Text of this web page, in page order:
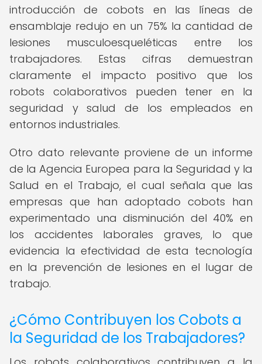
introducción de cobots en las líneas de
ensamblaje redujo en un 75% la cantidad de
lesiones musculoesqueléticas entre los
trabajadores. Estas cifras demuestran
claramente el impacto positivo que los
robots colaborativos pueden tener en la
seguridad y salud de los empleados en
entornos industriales.
Otro dato relevante proviene de un informe
de la Agencia Europea para la Seguridad y la
Salud en el Trabajo, el cual señala que las
empresas que han adoptado cobots han
experimentado una disminución del 40% en
los accidentes laborales graves, lo que
evidencia la efectividad de esta tecnología
en la prevención de lesiones en el lugar de
trabajo.
¿Cómo Contribuyen los Cobots a
la Seguridad de los Trabajadores?